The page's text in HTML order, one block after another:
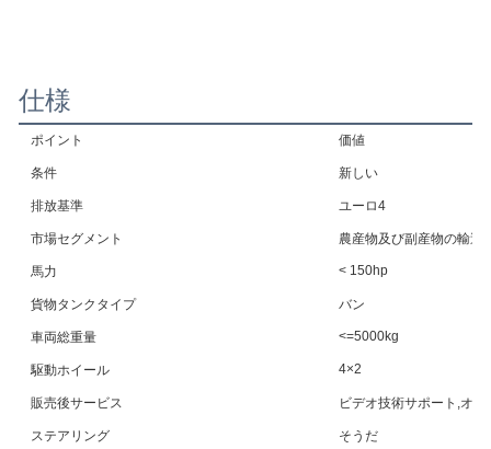
仕様
ポイント 価値
条件 新しい
排放基準 ユーロ4
市場セグメント 農産物及び副産物の輸送
馬力 < 150hp
貨物タンクタイプ バン
車両総重量 <=5000kg
駆動ホイール 4×2
販売後サービス ビデオ技術サポート,オ
ステアリング そうだ